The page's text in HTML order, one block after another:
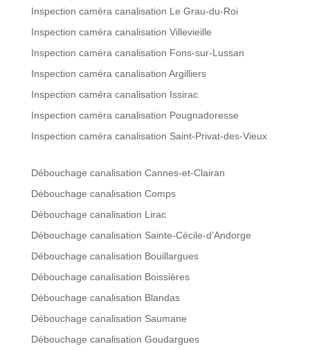
Inspection caméra canalisation Le Grau-du-Roi
Inspection caméra canalisation Villevieille
Inspection caméra canalisation Fons-sur-Lussan
Inspection caméra canalisation Argilliers
Inspection caméra canalisation Issirac
Inspection caméra canalisation Pougnadoresse
Inspection caméra canalisation Saint-Privat-des-Vieux
Débouchage canalisation Cannes-et-Clairan
Débouchage canalisation Comps
Débouchage canalisation Lirac
Débouchage canalisation Sainte-Cécile-d’Andorge
Débouchage canalisation Bouillargues
Débouchage canalisation Boissières
Débouchage canalisation Blandas
Débouchage canalisation Saumane
Débouchage canalisation Goudargues